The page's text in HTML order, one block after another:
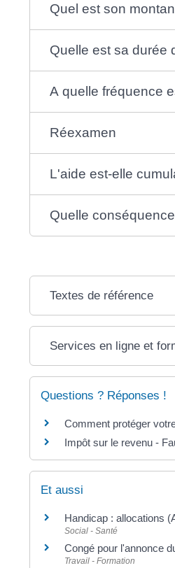
Quel est son
Quelle est sa durée
A quelle fréquence
Réexamen
L'aide est-elle
Quelle
Textes de référence
Services en ligne et
Questions ? Réponses !
Comment protéger
Impôt sur le revenu -
Et aussi
Handicap : allocations
Social - Santé
Congé pour l'annonce
Travail - Formation